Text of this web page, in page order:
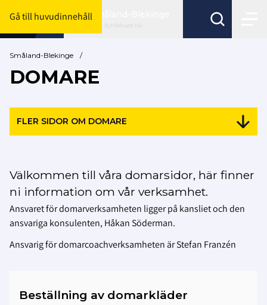
Gå till huvudinnehållSmåland-Blekinge
Byt förbund här
Småland-Blekinge /
DOMARE
FLER SIDOR OM DOMARE
Välkommen till våra domarsidor, här finner
ni information om vår verksamhet.
Ansvaret för domarverksamheten ligger på kansliet och den
ansvariga konsulenten, Håkan Söderman.
Ansvarig för domarcoachverksamheten är Stefan Franzén
Beställning av domarkläder